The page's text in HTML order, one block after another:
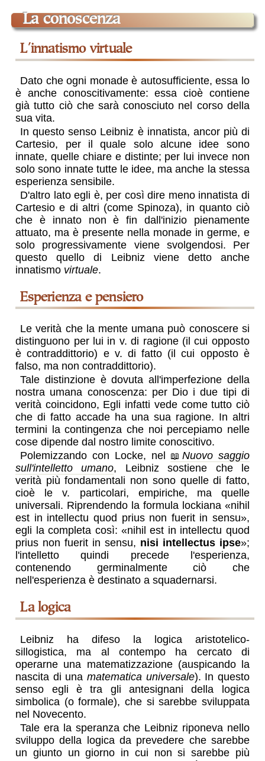
la conoscenza
l'innatismo virtuale
Dato che ogni monade è autosufficiente, essa lo
è anche conoscitivamente: essa cioè contiene
già tutto ciò che sarà conosciuto nel corso della
sua vita.
In questo senso Leibniz è innatista, ancor più di
Cartesio, per il quale solo alcune idee sono
innate, quelle chiare e distinte; per lui invece non
solo sono innate tutte le idee, ma anche la stessa
esperienza sensibile.
D'altro lato egli è, per così dire meno innatista di
Cartesio e di altri (come Spinoza), in quanto ciò
che è innato non è fin dall'inizio pienamente
attuato, ma è presente nella monade in germe, e
solo progressivamente viene svolgendosi. Per
questo quello di Leibniz viene detto anche
innatismo virtuale.
esperienza e pensiero
Le verità che la mente umana può conoscere si
distinguono per lui in v. di ragione (il cui opposto
è contraddittorio) e v. di fatto (il cui opposto è
falso, ma non contraddittorio).
Tale distinzione è dovuta all'imperfezione della
nostra umana conoscenza: per Dio i due tipi di
verità coincidono, Egli infatti vede come tutto ciò
che di fatto accade ha una sua ragione. In altri
termini la contingenza che noi percepiamo nelle
cose dipende dal nostro limite conoscitivo.
Polemizzando con Locke, nel
Nuovo saggio
sull'intelletto umano, Leibniz sostiene che le
verità più fondamentali non sono quelle di fatto,
cioè le v. particolari, empiriche, ma quelle
universali. Riprendendo la formula lockiana
nihil
est in intellectu quod prius non fuerit in sensu ,
egli la completa così:
nihil est in intellectu quod
prius non fuerit in sensu, nisi intellectus ipse ;
l'intelletto quindi precede l'esperienza,
contenendo germinalmente ciò che
nell'esperienza è destinato a squadernarsi.
la logica
Leibniz ha difeso la logica aristotelico-
sillogistica, ma al contempo ha cercato di
operarne una matematizzazione (auspicando la
nascita di una matematica universale). In questo
senso egli è tra gli antesignani della logica
simbolica (o formale), che si sarebbe sviluppata
nel Novecento.
Tale era la speranza che Leibniz riponeva nello
sviluppo della logica da prevedere che sarebbe
un giunto un giorno in cui non si sarebbe più